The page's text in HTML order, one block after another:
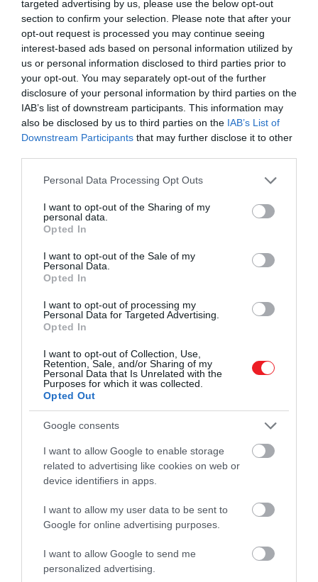
targeted advertising by us, please use the below opt-out
section to confirm your selection. Please note that after your
opt-out request is processed you may continue seeing
interest-based ads based on personal information utilized by
us or personal information disclosed to third parties prior to
your opt-out. You may separately opt-out of the further
disclosure of your personal information by third parties on the
IAB’s list of downstream participants. This information may
also be disclosed by us to third parties on the IAB’s List of
Downstream Participants that may further disclose it to other
Please note that this website/app uses one or more Google
not limited to your visit or usage behaviour. You may click to
grant or deny consent to Google and its third-party tags to
use your data for below specified purposes in below Google
consent section.
Personal Data Processing Opt Outs
I want to opt-out of the Sharing of my
personal data.
Opted In
I want to opt-out of the Sale of my
Personal Data.
Opted In
I want to opt-out of processing my
Personal Data for Targeted Advertising.
Opted In
I want to opt-out of Collection, Use,
Retention, Sale, and/or Sharing of my
Personal Data that Is Unrelated with the
Purposes for which it was collected.
Opted Out
Google consents
I want to allow Google to enable storage
related to advertising like cookies on web or
device identifiers in apps.
I want to allow my user data to be sent to
Google for online advertising purposes.
I want to allow Google to send me
personalized advertising.
lehet az akcióhősök minden sztereotípiáját
nélkülöző, gyakran szerencsétlenkedő Bob. Egy
biztos: ha őt maszkulinabb karakterként alkotta
volna meg a rendező, a vígjátékba illő
párbeszédeknek sem nagyon lett volna helyük a
filmben.
Hullámzás, hullámzás!
– hajtogatja szüntelenül a stresszhelyzetek
közepette aBenicio del Toro
által alakított filmbéli
karatemester. A szenszej mellett azonban maga a
rendező is ezt az elvet vallja: azEgyik csata a másik
egy igazi érzelmi hullámvasút, ami a drámai
pillanatban pedig már a moziszékünk karfáját
szorongathatjuk majd a forradalmárok és az állami
a katonai hatalom gátlástalanságát megtestesítő
Lockjaw ezredes és felettesei felelősek, akik –
kegyelmet és toleranciát nem ismerve – képesek
több száz katonát bevonó hajtóvadászatot indítani
egy-egy személy elfogásáért. Sean Penn lubickol a
szerepében: rideg, traumatizált karaktere egyszerre
szánni való a személyes drámája miatt és félelmetes,
hiszen sosem tudjuk, mi lesz a következő lépése.
Regina Hall és a lányát alakító Chase
erős, magával ragadó női karaktereket,
akikért elhisszük, hogy férfiak képesek az